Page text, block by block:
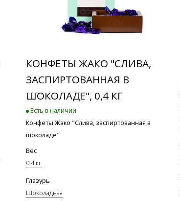
КОНФЕТЫ ЖАКО "СЛИВА,
ЗАСПИРТОВАННАЯ В
ШОКОЛАДЕ", 0,4 КГ
Есть в наличии
Конфеты Жако "Слива, заспиртованная в
шоколаде"
Вес
0.4 кг
Глазурь
Шоколадная